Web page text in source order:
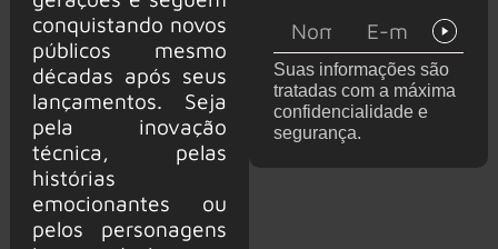
conquistando novos
públicos mesmo
décadas após seus
lançamentos. Seja
pela inovação
técnica, pelas
histórias
emocionantes ou
pelos personagens
de de
deixar os
palcos
Suas informações são
tratadas com a máxima
confidencialidade e
segurança.